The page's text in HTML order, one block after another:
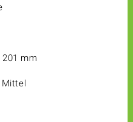
201 mm
Mittel